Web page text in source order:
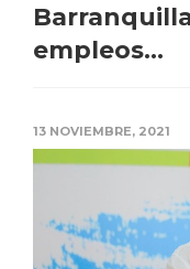
empleos...
13 NOVIEMBRE, 2021